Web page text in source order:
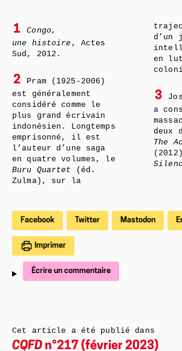
1
Congo,
une histoire , Actes
Sud, 2012.
2
Pram (1925-2006)
est généralement
considéré comme le
plus grand écrivain
indonésien. Longtemps
emprisonné, il est
l’auteur d’une saga
en quatre volumes, le
Buru Quartet
(éd.
Zulma), sur la
d’un
en
3
a
deux
The
Facebook Twitter Mastodon
Imprimer
Écrire un commentaire
Cet article a été publié dans
CQFD n°217 (février 2023)